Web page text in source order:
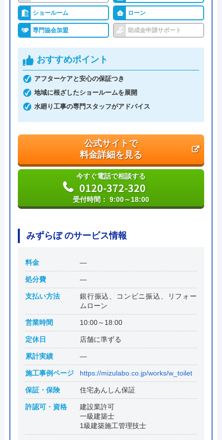
創業・設立 平成21年5月1日設立
本社所在地
〒556-0014
大阪府大阪市浪速区大国2丁目1番6号
ショールーム ローン
専門協会加盟 助成金申請サポート
おすすめポイント
アフターケアと安心の保証つき
地域に根ざしたショールームを展開
水廻り工事の専門スタッフがアドバイス
公式サイトで
料金詳細を見る
今すぐ電話で相談する
0120-372-320
受付時間： 9:00～18:00
みずらぼ のサービス情報
料金 ―
処分費 ―
支払い方法
銀行振込、コンビニ振込、リフォー
ムローン
営業時間 10:00～18:00
定休日 店舗に準ずる
累計実績 ―
施工事例ページ https://mizulabo.co.jp/works/w_toilet
保証・保険 住宅あんしん保証
許認可・資格
建設業許可
一級建築士
1級建築施工管理技士